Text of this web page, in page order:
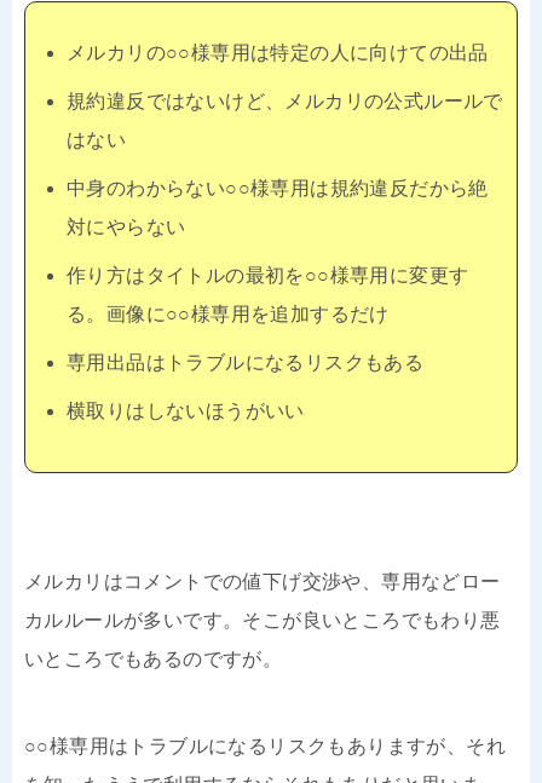
メルカリの○○様専用は特定の人に向けての出品
規約違反ではないけど、メルカリの公式ルールで
はない
中身のわからない○○様専用は規約違反だから絶
対にやらない
作り方はタイトルの最初を○○様専用に変更す
る。画像に○○様専用を追加するだけ
専用出品はトラブルになるリスクもある
横取りはしないほうがいい
メルカリはコメントでの値下げ交渉や、専用などロー
カルルールが多いです。そこが良いところでもわり悪
いところでもあるのですが。
○○様専用はトラブルになるリスクもありますが、それ